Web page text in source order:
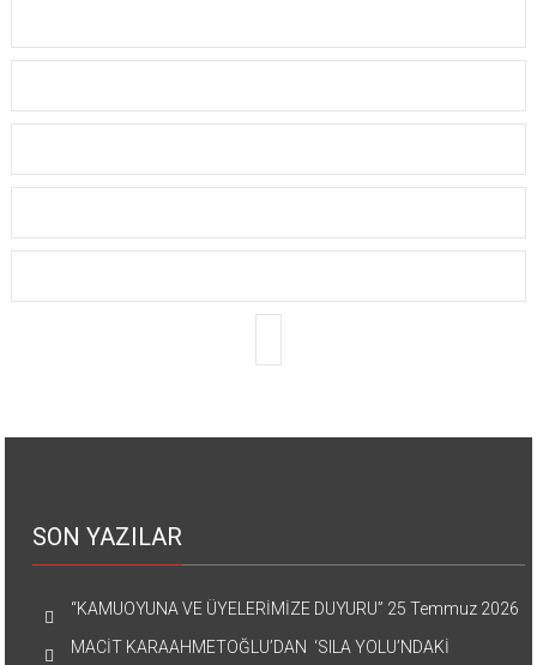
SON YAZILAR
“KAMUOYUNA VE ÜYELERİMİZE DUYURU” 25 Temmuz 2026
MACİT KARAAHMETOĞLU’DAN ‘SILA YOLU’NDAKİ